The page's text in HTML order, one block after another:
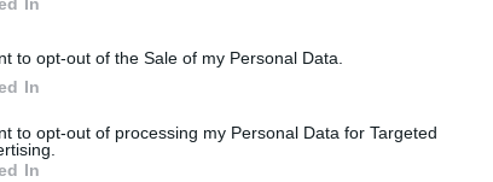
to opt-out of the Sale of my Personal Data.
In
to opt-out of processing my Personal Data for Targeted
In
ANCHE: